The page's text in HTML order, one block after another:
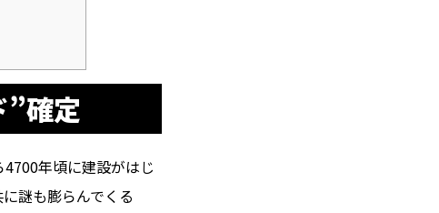
”確定
年頃に建設がはじ
謎も膨らんでくる